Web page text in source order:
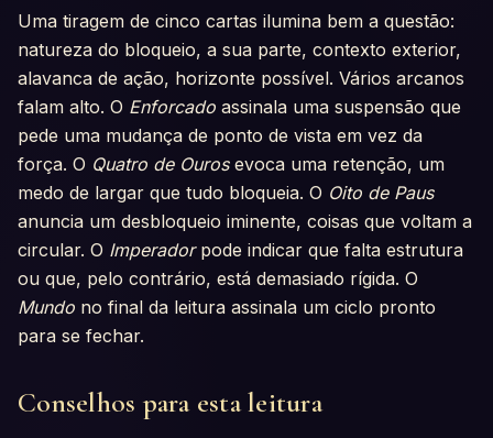
Uma tiragem de cinco cartas ilumina bem a questão:
natureza do bloqueio, a sua parte, contexto exterior,
alavanca de ação, horizonte possível. Vários arcanos
falam alto. O Enforcado assinala uma suspensão que
pede uma mudança de ponto de vista em vez da
força. O Quatro de Ourosevoca uma retenção, um
medo de largar que tudo bloqueia. O Oito de Paus
anuncia um desbloqueio iminente, coisas que voltam a
circular. O Imperadorpode indicar que falta estrutura
ou que, pelo contrário, está demasiado rígida. O
Mundo no final da leitura assinala um ciclo pronto
para se fechar.
Conselhos para esta leitura